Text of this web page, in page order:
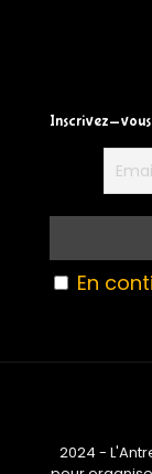
Inscrivez-vous
En
2024 -